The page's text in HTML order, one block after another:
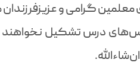
معلمین گرامی و
درس تشکیل